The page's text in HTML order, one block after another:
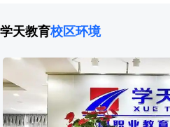
学天教育校区环境